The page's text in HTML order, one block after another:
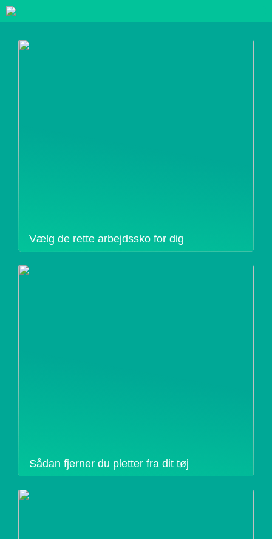
Vælg de rette arbejdssko for dig
Sådan fjerner du pletter fra dit tøj